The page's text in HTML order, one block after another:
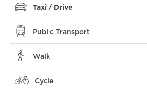
Taxi / Drive
Public Transport
Walk
Cycle